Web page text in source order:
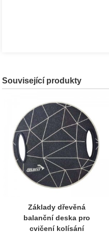
Související produkty
Základy dřevěná
balanční deska pro
cvičení kolísání